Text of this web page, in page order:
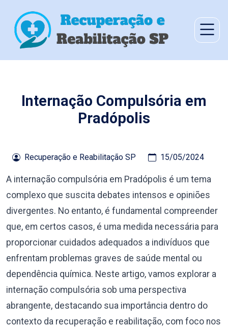
Internação Compulsória em
Pradópolis
Recuperação e Reabilitação SP 15/05/2024
A internação compulsória em Pradópolis é um tema
complexo que suscita debates intensos e opiniões
divergentes. No entanto, é fundamental compreender
que, em certos casos, é uma medida necessária para
proporcionar cuidados adequados a indivíduos que
enfrentam problemas graves de saúde mental ou
dependência química. Neste artigo, vamos explorar a
internação compulsória sob uma perspectiva
abrangente, destacando sua importância dentro do
contexto da recuperação e reabilitação, com foco nos